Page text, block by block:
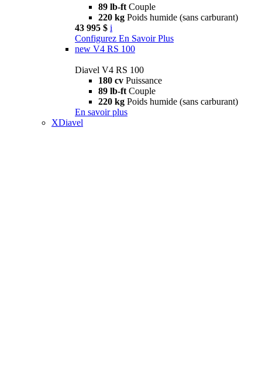
89 lb-ft Couple
220 kg Poids humide (sans carburant)
43 995 $ i
Configurez En Savoir Plus
new V4 RS 100
Diavel V4 RS 100
180 cv Puissance
89 lb-ft Couple
220 kg Poids humide (sans carburant)
En savoir plus
XDiavel